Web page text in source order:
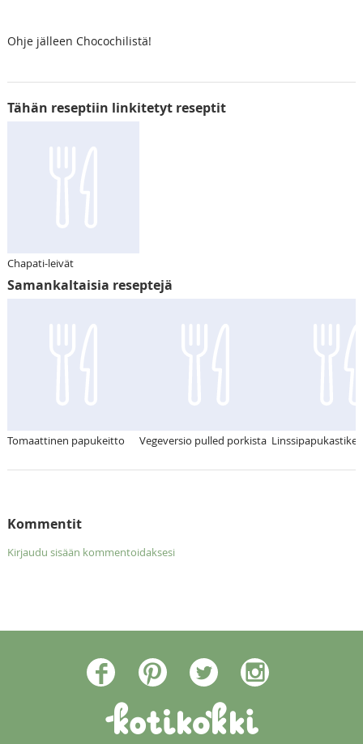
Ohje jälleen Chocochilistä!
Tähän reseptiin linkitetyt reseptit
Chapati-leivät
Samankaltaisia reseptejä
Tomaattinen papukeitto Vegeversio pulled porkista Linssipapukastike
Kommentit
Kirjaudu sisään kommentoidaksesi